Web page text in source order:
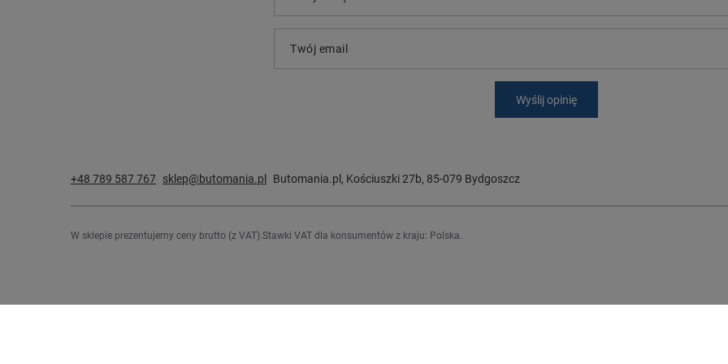
Twój email
Wyślij opinię
+48 789 587 767 sklep@butomania.pl Butomania.pl , Kościuszki 27b, 85-079 Bydgoszcz
W sklepie prezentujemy ceny brutto (z VAT). Stawki VAT dla konsumentów z kraju: Polska